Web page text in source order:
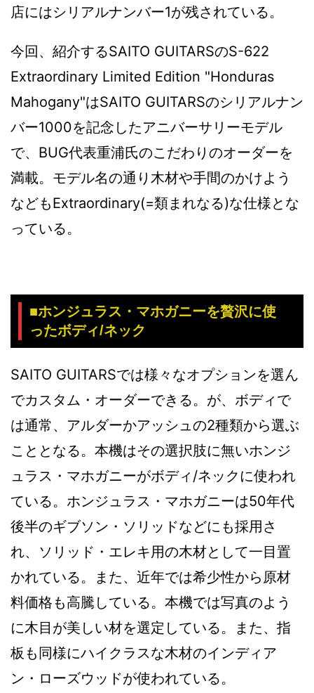
店にはシリアルナンバー1が残されている。
今回、紹介するSAITO GUITARSのS-622
Extraordinary Limited Edition "Honduras
Mahogany"はSAITO GUITARSのシリアルナン
バー1000を記念したアニバーサリーモデル
で、BUG代表重浦氏のこだわりのオーダーを
満載。モデル名の通り木材や手間のかけよう
などもExtraordinary(=類まれなる)な仕様とな
っている。
■ホンジュラス・マホガニーを贅沢に使
ったボディ/ネック
SAITO GUITARSでは様々なオプションを選ん
でカスタム・オーダーできる。が、ボディで
は通常、アルダーかアッシュの2種類から選ぶ
こととなる。本機はその選択肢に無いホンジ
ュラス・マホガニーがボディ/ネックに使われ
ている。ホンジュラス・マホガニーは50年代
後半のギブソン・ソリッドなどにも採用さ
れ、ソリッド・エレキ用の木材として一目置
かれている。また、近年では希少性から原材
料価格も高騰している。本機では写真のよう
に木目が美しい材を選定している。また、指
板も同様にハイクラスな木材のインディア
ン・ローズウッドが使われている。